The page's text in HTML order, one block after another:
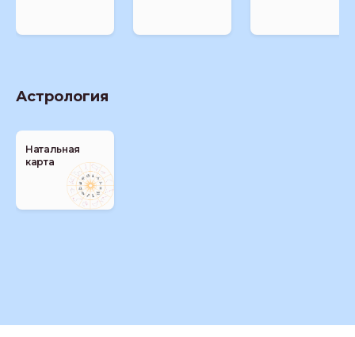
Астрология
Натальная
карта